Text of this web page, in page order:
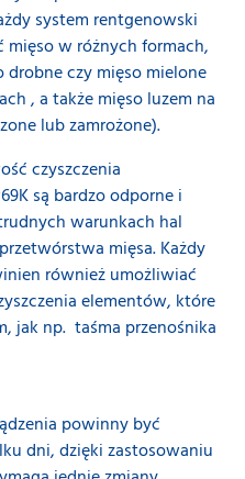
system rentgenowski
w różnych formach,
czy mięso mielone
, a także mięso luzem na
lub zamrożone).
czyszczenia
są bardzo odporne i
warunkach hal
mięsa. Każdy
również umożliwiać
elementów, które
jak np. taśma przenośnika
powinny być
dni, dzięki zastosowaniu